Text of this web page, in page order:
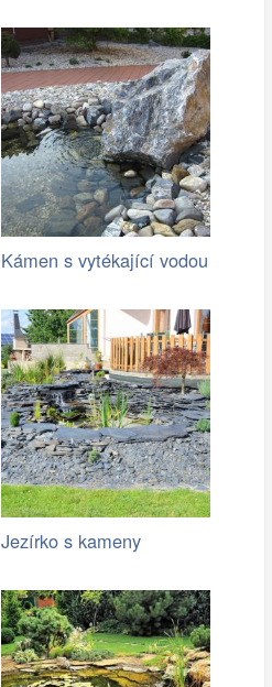
Kámen s vytékající vodou
Jezírko s kameny